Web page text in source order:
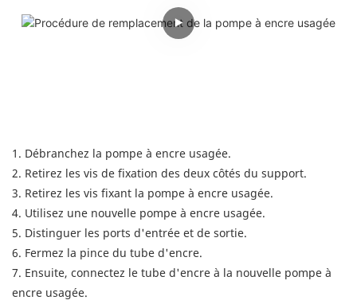
1. Débranchez la pompe à encre usagée.
2. Retirez les vis de fixation des deux côtés du support.
3. Retirez les vis fixant la pompe à encre usagée.
4. Utilisez une nouvelle pompe à encre usagée.
5. Distinguer les ports d'entrée et de sortie.
6. Fermez la pince du tube d'encre.
7. Ensuite, connectez le tube d'encre à la nouvelle pompe à
encre usagée.